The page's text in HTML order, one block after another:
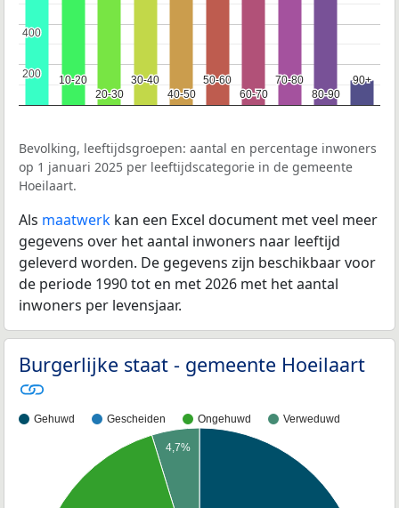
10-20
10-20
20-30
20-30
30-40
30-40
40-50
40-50
50-60
50-60
60-70
60-70
70-80
70-80
80-90
80-90
90+
90+
200
200
400
400
Bevolking, leeftijdsgroepen: aantal en percentage inwoners
op 1 januari 2025 per leeftijdscategorie in de gemeente
Hoeilaart.
Als maatwerk kan een Excel document met veel meer
gegevens over het aantal inwoners naar leeftijd
geleverd worden. De gegevens zijn beschikbaar voor
de periode 1990 tot en met 2026 met het aantal
inwoners per levensjaar.
Burgerlijke staat - gemeente Hoeilaart
Gehuwd Gescheiden Ongehuwd Verweduwd
4,7%